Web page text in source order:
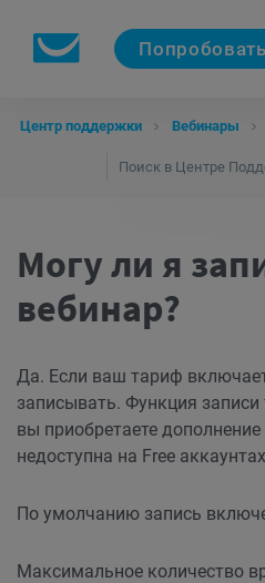
Центр поддержки Вебинары
Могу ли я
вебинар?
Да. Если ваш тариф
записывать. Функция
вы приобретаете
недоступна на Free
По умолчанию запись
Максимальное количество